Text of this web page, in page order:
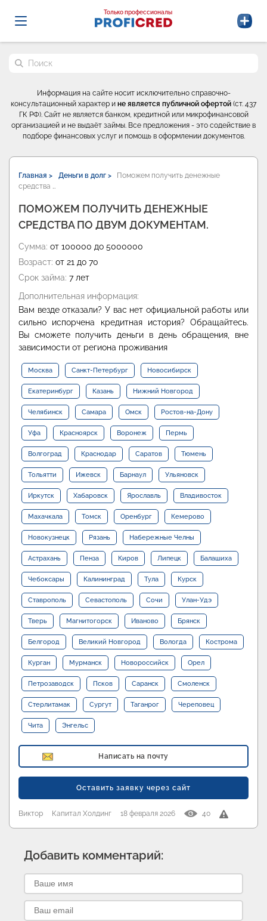
Probrokery - Только профессионалы
Только профессионалы
Поиск по сайту
Информация на сайте носит исключительно справочно-
консультационный характер и не является публичной офертой (ст. 437
ГК РФ). Сайт не является банком, кредитной или микрофинансовой
организацией и не выдаёт займы. Все предложения - это содействие в
подборе финансовых услуг и помощь в оформлении документов.
Главная > Деньги в долг >
Поможем получить денежные
средства …
ПОМОЖЕМ ПОЛУЧИТЬ ДЕНЕЖНЫЕ
СРЕДСТВА ПО ДВУМ ДОКУМЕНТАМ.
Сумма: от 100000 до 5000000
Возраст: от 21 до 70
Срок займа: 7 лет
Дополнительная информация:
Вам везде отказали? У вас нет официальной работы или
сильно испорчена кредитная история? Обращайтесь.
Вы сможете получить деньги в день обращения, вне
зависимости от региона проживания
Москва Санкт-Петербург Новосибирск
Екатеринбург Казань Нижний Новгород
Челябинск Самара Омск Ростов-на-Дону
Уфа Красноярск Воронеж Пермь
Волгоград Краснодар Саратов Тюмень
Тольятти Ижевск Барнаул Ульяновск
Иркутск Хабаровск Ярославль Владивосток
Махачкала Томск Оренбург Кемерово
Новокузнецк Рязань Набережные Челны
Астрахань Пенза Киров Липецк Балашиха
Чебоксары Калининград Тула Курск
Ставрополь Севастополь Сочи Улан-Удэ
Тверь Магнитогорск Иваново Брянск
Белгород Великий Новгород Вологда Кострома
Курган Мурманск Новороссийск Орел
Петрозаводск Псков Саранск Смоленск
Стерлитамак Сургут Таганрог Череповец
Чита Энгельс
Написать на почту
Оставить заявку через сайт
Виктор Капитал Холдинг 18 февраля 2026 40
Добавить комментарий: